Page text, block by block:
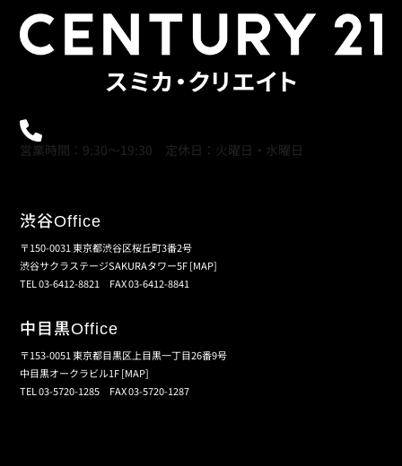
営業時間：9:30～19:30 定休日：火曜日・水曜日
渋谷Office
〒150-0031 東京都渋谷区桜丘町3番2号
渋谷サクラステージSAKURAタワー5F[MAP]
TEL 03-6412-8821 FAX 03-6412-8841
中目黒Office
〒153-0051 東京都目黒区上目黒一丁目26番9号
中目黒オークラビル1F[MAP]
TEL 03-5720-1285 FAX 03-5720-1287